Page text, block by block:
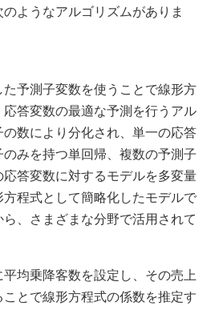
ようなアルゴリズムがありま
予測子変数を使うことで線形方
答変数の最適な予測を行うアル
数により分化され、単一の応答
みを持つ単回帰、複数の予測子
答変数に対するモデルを多変量
程式として簡略化したモデルで
、さまざまな分野で活用されて
均乗降客数を設定し、その売上
とで線形方程式の係数を推定す